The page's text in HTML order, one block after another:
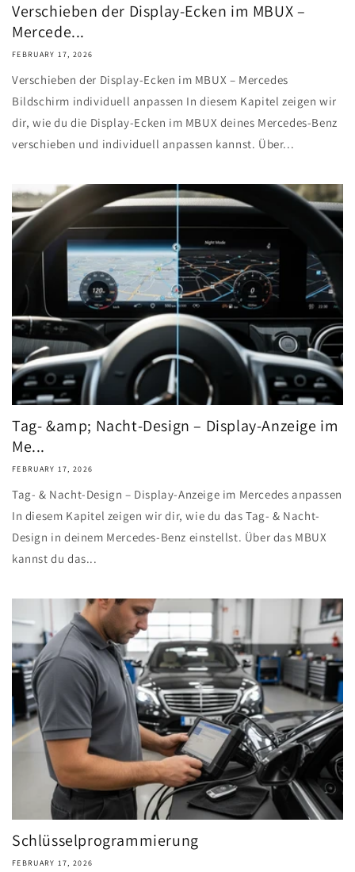
Verschieben der Display-Ecken im MBUX –
Mercede...
FEBRUARY 17, 2026
Verschieben der Display-Ecken im MBUX – Mercedes
Bildschirm individuell anpassen In diesem Kapitel zeigen wir
dir, wie du die Display-Ecken im MBUX deines Mercedes-Benz
verschieben und individuell anpassen kannst. Über...
Tag- &amp; Nacht-Design – Display-Anzeige im
Me...
FEBRUARY 17, 2026
Tag- & Nacht-Design – Display-Anzeige im Mercedes anpassen
In diesem Kapitel zeigen wir dir, wie du das Tag- & Nacht-
Design in deinem Mercedes-Benz einstellst. Über das MBUX
kannst du das...
Schlüsselprogrammierung
FEBRUARY 17, 2026